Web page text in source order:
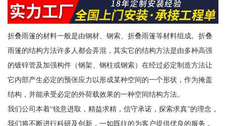
折叠雨篷的材料一般是由钢材、钢索、折叠雨篷等材料组成。折叠
雨篷的结构方法许多人都会弄混，其实它的结构方法是由多种高强
的镀锌管及加强构件（钢架、钢柱或钢索）在经过必定制造方法让
它内部产生必定的预张应力以形成某种空间的一个形状，作为掩盖
结构，并能承受必定的外荷载效果的一种空间结构方法。
我们公司本着“锐意进取，精益求精，信守承诺，探索求真”的理念，
我们将不断进行科研及创新，一如既往的为客户提供优良的服务，